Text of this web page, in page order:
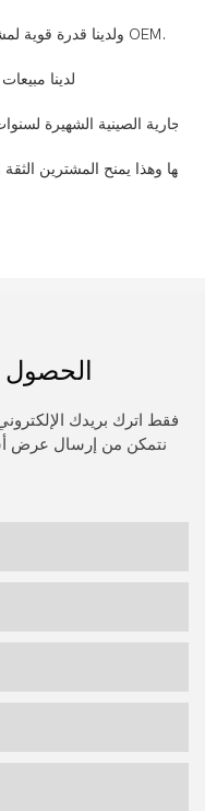
--- لدينا تجربة غنية R&مهندس D ولدينا قدرة قوية لمشاريع OEM.
الحصول
فقط اترك بريدك
نتمكن من إرسال عرض